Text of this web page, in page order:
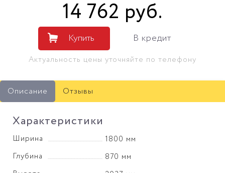
14 762 руб.
Купить В кредит
Актуальность цены уточняйте по телефону
Описание Отзывы
Характеристики
Ширина
1800 мм
Глубина
870 мм